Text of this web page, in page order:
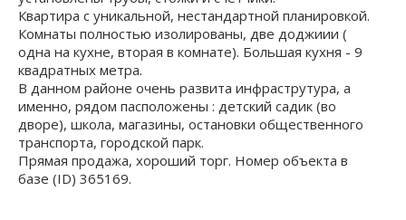
Квартира с уникальной, нестандартной планировкой.
Комнаты полностью изолированы, две доджиии (
одна на кухне, вторая в комнате). Большая кухня - 9
квадратных метра.
В данном районе очень развита инфраструтура, а
именно, рядом пасположены : детский садик (во
дворе), школа, магазины, остановки общественного
транспорта, городской парк.
Прямая продажа, хороший торг. Номер объекта в
базе (ID) 365169.